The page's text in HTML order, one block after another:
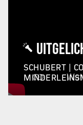
SCHUBERT |